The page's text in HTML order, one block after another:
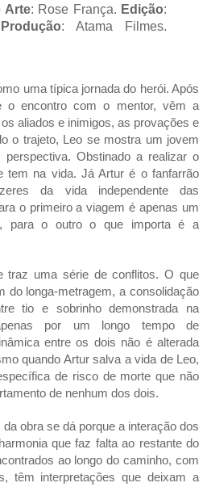
Arte: Rose França. Edição:
Produção
uma típica jornada do herói. Após
o encontro com o mentor, vêm a
aliados e inimigos, as provações e
o trajeto, Leo se mostra um jovem
Obstinado a realizar o
tem na vida. Já Artur é o fanfarrão
da vida independente das
o primeiro a viagem é apenas um
para o outro o que importa é a
traz uma série de conflitos. O que
do longa-metragem, a consolidação
tio e sobrinho demonstrada na
por um longo tempo de
entre os dois não é alterada
quando Artur salva a vida de Leo,
de risco de morte que não
de nenhum dos dois.
obra se dá porque a interação dos
que faz falta ao restante do
ao longo do caminho, com
têm interpretações que deixam a